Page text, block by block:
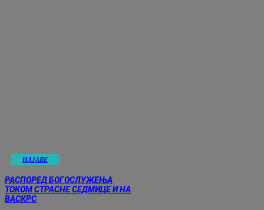
НАЈАВE
РАСПОРЕД БОГОСЛУЖЕЊА
ТОКОМ СТРАСНЕ СЕДМИЦЕ И НА
ВАСКРС